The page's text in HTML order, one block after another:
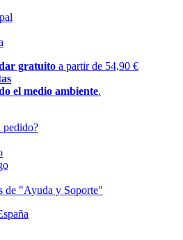
gratuito a partir de 54,90 €
el medio ambiente.
pedido?
de "Ayuda y Soporte"